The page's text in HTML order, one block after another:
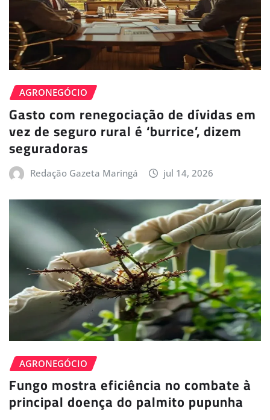
AGRONEGÓCIO
Gasto com renegociação de dívidas em
vez de seguro rural é ‘burrice’, dizem
seguradoras
Redação Gazeta Maringá jul 14, 2026
AGRONEGÓCIO
Fungo mostra eficiência no combate à
principal doença do palmito pupunha